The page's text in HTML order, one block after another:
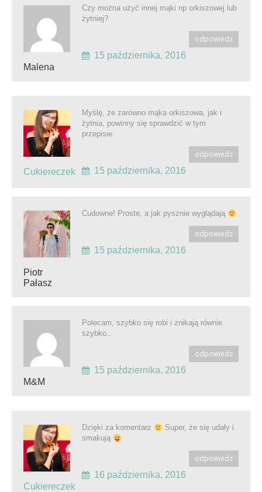
Malena
Czy można użyć innej mąki np orkiszowej lub
żytniej?
odpowiedz
15 października, 2016
Cukiereczek
Myślę, że zarówno mąka orkiszowa, jak i
żytnia, powinny się sprawdzić w tym
przepisie.
odpowiedz
15 października, 2016
Piotr
Pałasz
Cudowne! Proste, a jak pysznie wyglądają
odpowiedz
15 października, 2016
M&M
Polecam, szybko się robi i znikają równie
szybko..
odpowiedz
15 października, 2016
Cukiereczek
Dzięki za komentarz
Super, że się udały i
smakują
odpowiedz
16 października, 2016